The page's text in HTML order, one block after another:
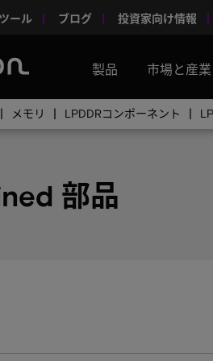
ール ブログ 投資家向け情報
製品 市場と産業
メモリ LPDDRコンポーネント
部品